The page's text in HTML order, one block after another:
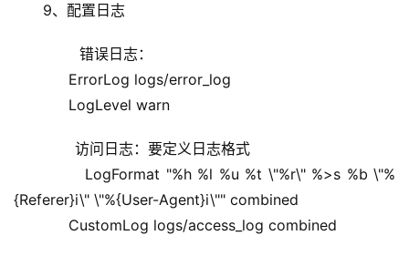
9、配置日志
错误日志：
ErrorLog logs/error_log
LogLevel warn
访问日志：要定义日志格式
LogFormat "%h %l %u %t \"%r\" %>s %b \"%
{Referer}i\" \"%{User-Agent}i\"" combined
CustomLog logs/access_log combined